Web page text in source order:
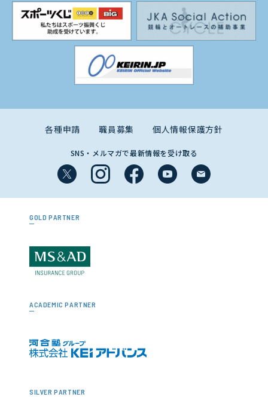
各種申請 職員募集 個人情報保護方針
SNS・メルマガで最新情報を受け取る
GOLD PARTNER
ACADEMIC PARTNER
SILVER PARTNER